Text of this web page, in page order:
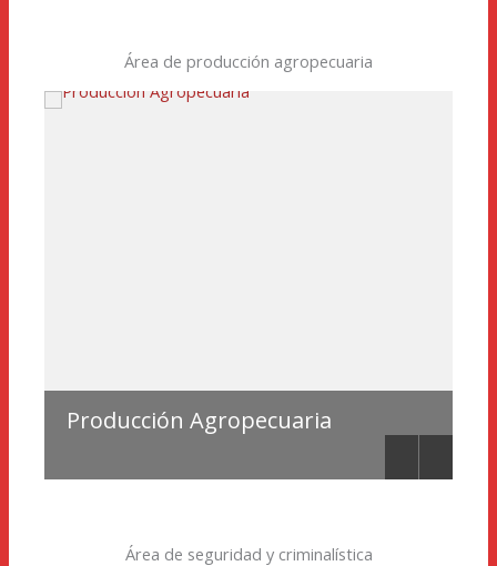
Área de producción agropecuaria
Producción Agropecuaria
Área de seguridad y criminalística